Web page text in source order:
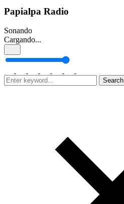
Papialpa Radio
Sonando
Cargando...
Search